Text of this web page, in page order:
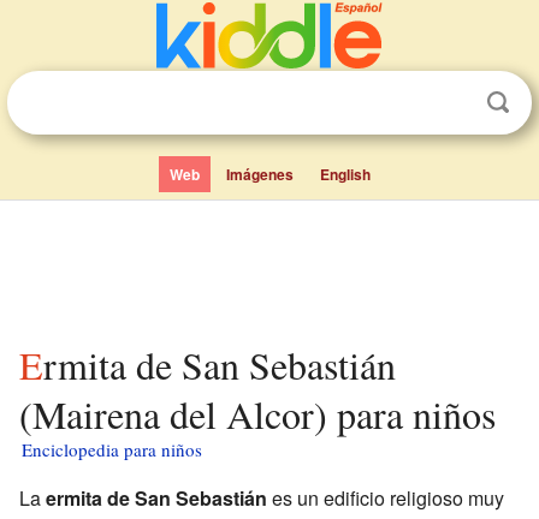
Web Imágenes English
Ermita de San Sebastián
(Mairena del Alcor) para niños
Enciclopedia para niños
Laermita de San Sebastián es un edificio religioso muy